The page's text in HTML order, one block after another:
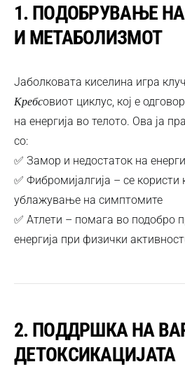
1. ПОДОБРУВАЊЕ
И МЕТАБОЛИЗМОТ
Јаболковата киселина игра
Кребсовиот циклус, кој е
на енергија во телото. Ова ја
со:
✅ Замор и недостаток на
✅ Фибромијалгија – се користи
ублажување на симптомите
✅ Атлети – помага во подобро
енергија при физички
2. ПОДДРШКА НА
ДЕТОКСИКАЦИЈАТА